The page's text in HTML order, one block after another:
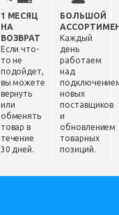
1 МЕСЯЦ
НА
ВОЗВРАТ
Если что-
то не
подойдет,
вы можете
вернуть
или
обменять
товар в
течение
30 дней.
БОЛЬШОЙ
Каждый
день
работаем
над
новых
поставщиков
и
обновлением
товарных
позиций.